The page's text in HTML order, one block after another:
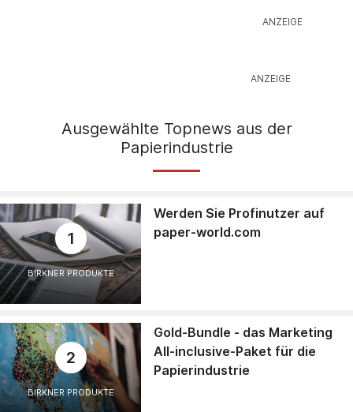
Ausgewählte Topnews aus der
Papierindustrie
1
BIRKNER PRODUKTE
Werden Sie Profinutzer auf
paper-world.com
2
BIRKNER PRODUKTE
Gold-Bundle - das Marketing
All-inclusive-Paket für die
Papierindustrie